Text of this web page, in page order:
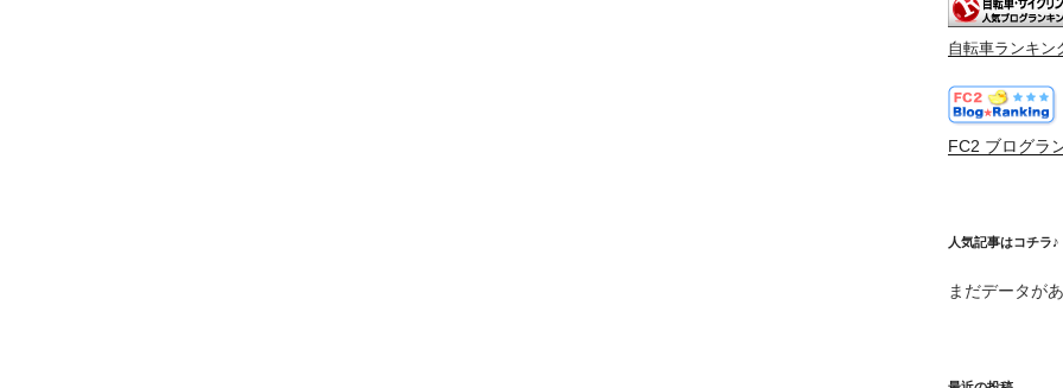
自転車ランキン
FC2 ブログラ
人気記事はコチラ♪
まだデータが